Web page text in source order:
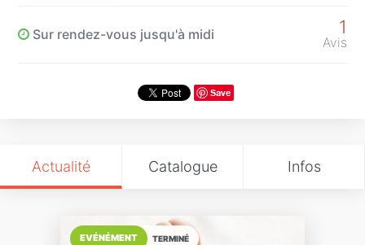
Sur rendez-vous jusqu'à midi 1
Avis
Save
Actualité Catalogue Infos
TERMINÉ
EVÉNÉMENT